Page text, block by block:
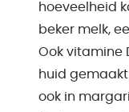
hoeveelheid
beker melk,
Ook vitamine
huid
ook in